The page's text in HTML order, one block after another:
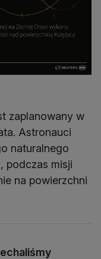
zaplanowany w
Astronauci
naturalnego
podczas misji
na powierzchni